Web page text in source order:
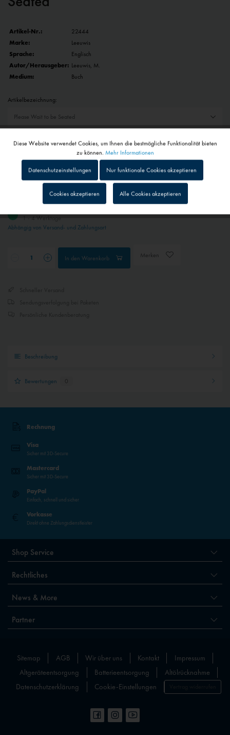
Artikel-Nr.:
22444
Marke:
Leeuwis
Sprache:
Englisch
Autor/Herausgeber: Leeuwis, M.
Medium:
Buch
Artikelbezeichnung:
Auswahl zurücksetzen
Stückpreis
zzgl. Versandkosten
1 - 4 Werktage
Abhängig von Versand- und Zahlungsart
In den Warenkorb Merken
Beschreibung
Bewertungen 0
Rechnung
Visa
Sicher mit 3D-Secure
Mastercard
Sicher mit 3D-Secure
PayPal
Einfach, schnell und sicher
Vorkasse
Direkt ohne Zahlungsdienstleister
Shop Service
Rechtliches
News & More
Partner
Sitemap AGB Wir über uns Kontakt
Impressum
Altgeräteentsorgung
Batterieentsorgung
Altölrücknahme
Datenschutzerklärung
Cookie-Einstellungen
Tracking Inaktiv
Personalisierung Inaktiv
Diese Website verwendet Cookies, um Ihnen die bestmögliche Funktionalität bieten
zu können. Mehr Informationen
Datenschutzeinstellungen Nur funktionale Cookies akzeptieren
Cookies akzeptieren Alle Cookies akzeptieren